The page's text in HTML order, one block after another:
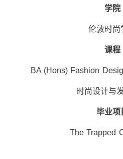
学院
伦敦时尚
课程
BA (Hons) Fashion
时尚设计与
毕业项
The Trapped